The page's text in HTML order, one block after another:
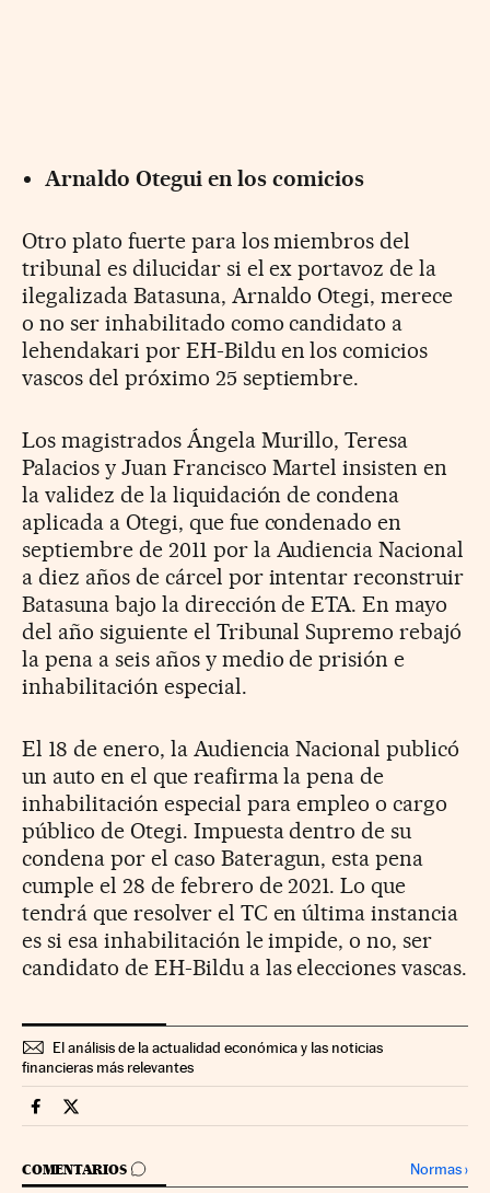
Arnaldo Otegui en los comicios
Otro plato fuerte para los miembros del
tribunal es dilucidar si el ex portavoz de la
ilegalizada Batasuna, Arnaldo Otegi, merece
o no ser inhabilitado como candidato a
lehendakari por EH-Bildu en los comicios
vascos del próximo 25 septiembre.
Los magistrados Ángela Murillo, Teresa
Palacios y Juan Francisco Martel insisten en
la validez de la liquidación de condena
aplicada a Otegi, que fue condenado en
septiembre de 2011 por la Audiencia Nacional
a diez años de cárcel por intentar reconstruir
Batasuna bajo la dirección de ETA. En mayo
del año siguiente el Tribunal Supremo rebajó
la pena a seis años y medio de prisión e
inhabilitación especial.
El 18 de enero, la Audiencia Nacional publicó
un auto en el que reafirma la pena de
inhabilitación especial para empleo o cargo
público de Otegi. Impuesta dentro de su
condena por el caso Bateragun, esta pena
cumple el 28 de febrero de 2021. Lo que
tendrá que resolver el TC en última instancia
es si esa inhabilitación le impide, o no, ser
candidato de EH-Bildu a las elecciones vascas.
El análisis de la actualidad económica y las noticias
financieras más relevantes
Economia Cinco Días en Facebook
Economia Cinco Días en Twitter
COMENTARIOS
IR A LOS COMENTARIOS Normas›